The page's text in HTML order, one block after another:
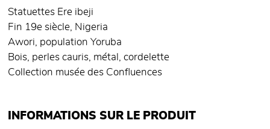
Statuettes Ere ibeji
Fin 19e siècle, Nigeria
Awori, population Yoruba
Bois, perles cauris, métal, cordelette
Collection musée des Confluences
INFORMATIONS SUR LE PRODUIT